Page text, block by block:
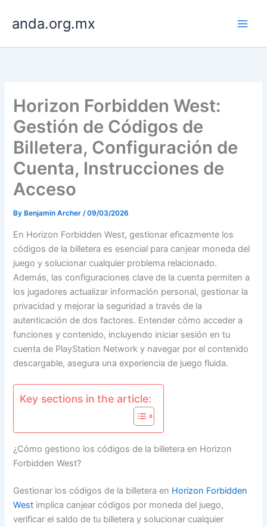
anda.org.mx
Horizon Forbidden West:
Gestión de Códigos de
Billetera, Configuración de
Cuenta, Instrucciones de
Acceso
By Benjamin Archer/09/03/2026
En Horizon Forbidden West, gestionar eficazmente los
códigos de la billetera es esencial para canjear moneda del
juego y solucionar cualquier problema relacionado.
Además, las configuraciones clave de la cuenta permiten a
los jugadores actualizar información personal, gestionar la
privacidad y mejorar la seguridad a través de la
autenticación de dos factores. Entender cómo acceder a
funciones y contenido, incluyendo iniciar sesión en tu
cuenta de PlayStation Network y navegar por el contenido
descargable, asegura una experiencia de juego fluida.
Key sections in the article:
¿Cómo gestiono los códigos de la billetera en Horizon
Forbidden West?
Gestionar los códigos de la billetera en Horizon Forbidden
West implica canjear códigos por moneda del juego,
verificar el saldo de tu billetera y solucionar cualquier